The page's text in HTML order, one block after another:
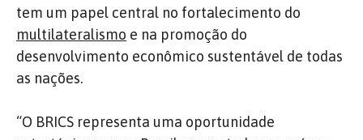
tem um papel central no fortalecimento do
multilateralismo e na promoção do
desenvolvimento econômico sustentável de todas
as nações.
“O BRICS representa uma oportunidade